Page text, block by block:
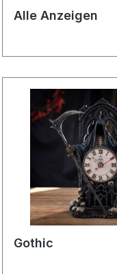
Alle Anzeigen
Gothic